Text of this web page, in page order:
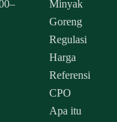
Minyak
Goreng
Regulasi
Harga
Referensi
CPO
Apa itu